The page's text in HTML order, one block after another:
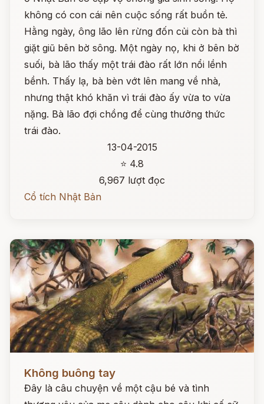
không có con cái nên cuộc sống rất buồn tẻ.
Hằng ngày, ông lão lên rừng đốn củi còn bà thì
giặt giũ bên bờ sông. Một ngày nọ, khi ở bên bờ
suối, bà lão thấy một trái đào rất lớn nổi lềnh
bềnh. Thấy lạ, bà bèn vớt lên mang về nhà,
nhưng thật khó khăn vì trái đào ấy vừa to vừa
nặng. Bà lão đợi chồng để cùng thưởng thức
trái đào.
13-04-2015
⭐ 4.8
6,967 lượt đọc
Cổ tích Nhật Bản
Không buông tay
Đây là câu chuyện về một cậu bé và tình